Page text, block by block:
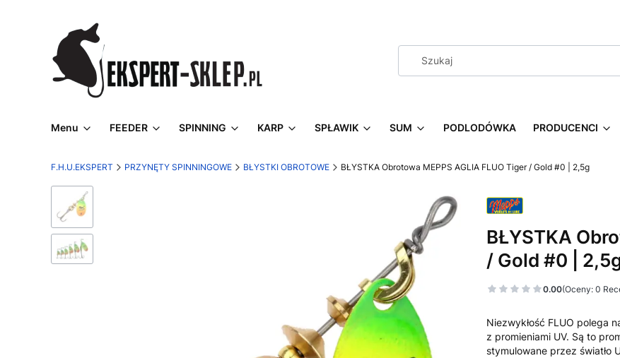
Menu FEEDER SPINNING KARP SPŁAWIK SUM PODLODÓWKA PRODUCENCI
F.H.U.EKSPERT PRZYNĘTY SPINNINGOWE BŁYSTKI OBROTOWE BŁYSTKA Obrotowa MEPPS AGLIA FLUO Tiger / Gold #0 | 2,5g
BŁYSTKA
/ Gold #0 |
0.00(Oceny: 0
Niezwykłość FLUO polega
z promieniami UV. Są to
stymulowane przez światło